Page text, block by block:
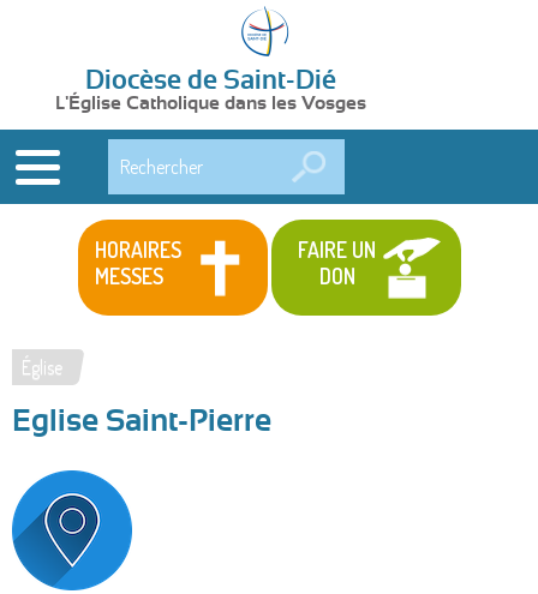
Diocèse de Saint-Dié
L'Église Catholique dans les Vosges
HORAIRES
MESSES
FAIRE UN
DON
Vous
êtes
ici
Église
Eglise Saint-Pierre